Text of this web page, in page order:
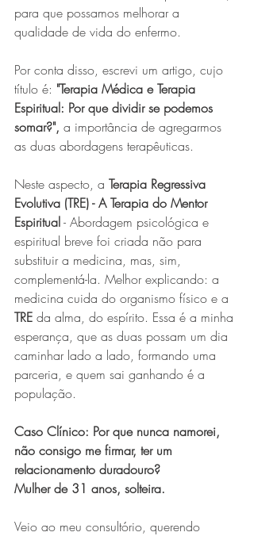
para que possamos melhorar a
qualidade de vida do enfermo.
Por conta disso, escrevi um artigo, cujo
título é: "Terapia Médica e Terapia
Espiritual: Por que dividir se podemos
somar?", a importância de agregarmos
as duas abordagens terapêuticas.
Neste aspecto, a Terapia Regressiva
Evolutiva (TRE) - A Terapia do Mentor
Espiritual - Abordagem psicológica e
espiritual breve foi criada não para
substituir a medicina, mas, sim,
complementá-la. Melhor explicando: a
medicina cuida do organismo físico e a
TRE da alma, do espírito. Essa é a minha
esperança, que as duas possam um dia
caminhar lado a lado, formando uma
parceria, e quem sai ganhando é a
população.
Caso Clínico: Por que nunca namorei,
não consigo me firmar, ter um
relacionamento duradouro?
Mulher de 31 anos, solteira.
Veio ao meu consultório, querendo